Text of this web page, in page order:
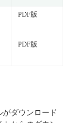
PDF版
PDF版
がダウンロード